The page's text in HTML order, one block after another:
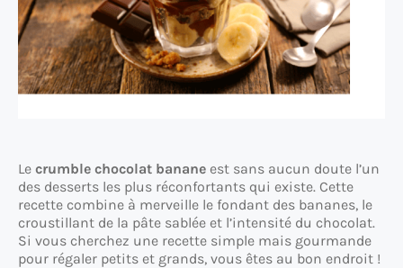
Le crumble chocolat banane est sans aucun doute l’un
des desserts les plus réconfortants qui existe. Cette
recette combine à merveille le fondant des bananes, le
croustillant de la pâte sablée et l’intensité du chocolat.
Si vous cherchez une recette simple mais gourmande
pour régaler petits et grands, vous êtes au bon endroit !